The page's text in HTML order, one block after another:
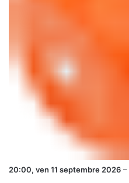
20:00, ven 11 septembre 2026 –